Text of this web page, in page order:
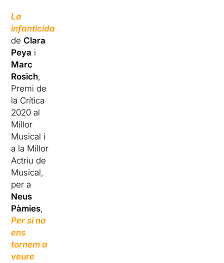
La
infanticida
deClara
Peya i
Marc
Rosich,
Premi de
la Crítica
2020 al
Millor
Musical i
a la Millor
Actriu de
Musical,
per a
Neus
Pàmies,
Per si no
ens
tornem a
veure